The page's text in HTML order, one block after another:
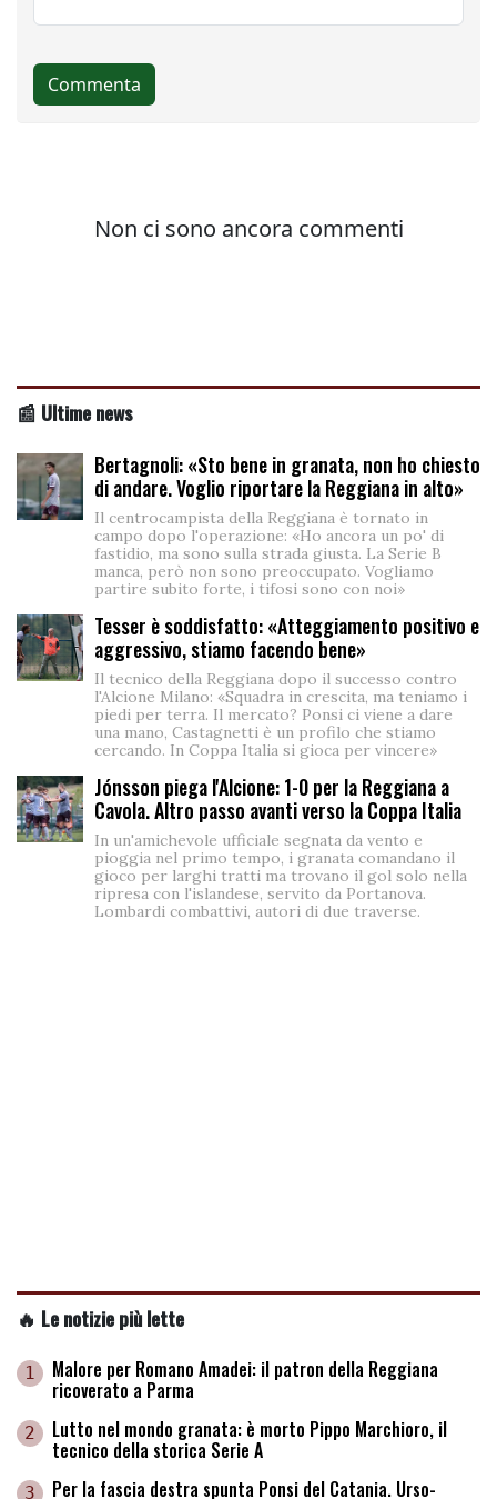
📰 Ultime news
Bertagnoli: «Sto bene in granata, non ho chiesto
di andare. Voglio riportare la Reggiana in alto»
Il centrocampista della Reggiana è tornato in
campo dopo l'operazione: «Ho ancora un po' di
fastidio, ma sono sulla strada giusta. La Serie B
manca, però non sono preoccupato. Vogliamo
partire subito forte, i tifosi sono con noi»
Tesser è soddisfatto: «Atteggiamento positivo e
aggressivo, stiamo facendo bene»
Il tecnico della Reggiana dopo il successo contro
l'Alcione Milano: «Squadra in crescita, ma teniamo i
piedi per terra. Il mercato? Ponsi ci viene a dare
una mano, Castagnetti è un profilo che stiamo
cercando. In Coppa Italia si gioca per vincere»
Jónsson piega l'Alcione: 1-0 per la Reggiana a
Cavola. Altro passo avanti verso la Coppa Italia
In un'amichevole ufficiale segnata da vento e
pioggia nel primo tempo, i granata comandano il
gioco per larghi tratti ma trovano il gol solo nella
ripresa con l'islandese, servito da Portanova.
Lombardi combattivi, autori di due traverse.
🔥 Le notizie più lette
1 Malore per Romano Amadei: il patron della Reggiana
ricoverato a Parma
2 Lutto nel mondo granata: è morto Pippo Marchioro, il
tecnico della storica Serie A
3 Per la fascia destra spunta Ponsi del Catania. Urso-